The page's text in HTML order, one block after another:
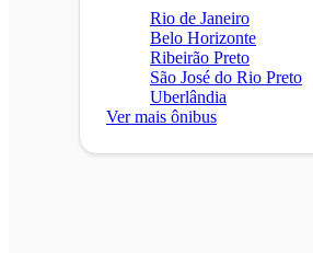
Rio de Janeiro
Belo Horizonte
Ribeirão Preto
São José do Rio Preto
Uberlândia
Ver mais ônibus